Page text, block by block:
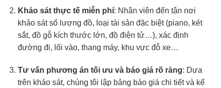
Khảo sát thực tế miễn phí: Nhân viên đến tận nơi
khảo sát số lượng đồ, loại tài sản đặc biệt (piano, két
sắt, đồ gỗ kích thước lớn, đồ điện tử…), xác định
đường đi, lối vào, thang máy, khu vực đỗ xe…
Tư vấn phương án tối ưu và báo giá rõ ràng: Dựa
trên khảo sát, chúng tôi lập bảng báo giá chi tiết và kế